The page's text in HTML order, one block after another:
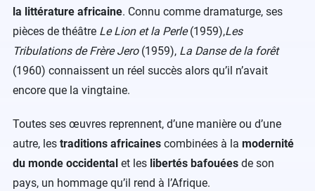
la littérature africaine. Connu comme dramaturge, ses
pièces de théâtre Le Lion et la Perle(1959),Les
Tribulations de Frère Jero(1959), La Danse de la forêt
(1960) connaissent un réel succès alors qu’il n’avait
encore que la vingtaine.
Toutes ses œuvres reprennent, d’une manière ou d’une
autre, les traditions africaines combinées à la modernité
du monde occidental et les libertés bafouées de son
pays, un hommage qu’il rend à l’Afrique.